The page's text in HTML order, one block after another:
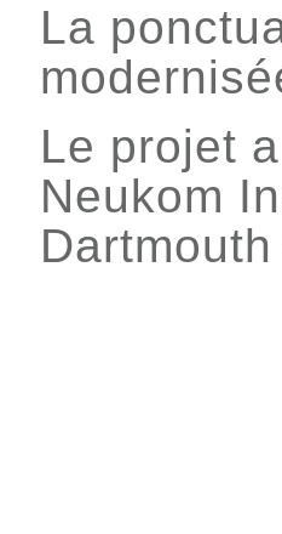
La
Le projet
Neukom